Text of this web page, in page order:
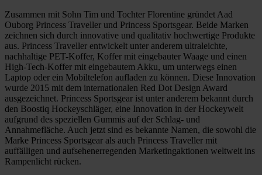
Zusammen mit Sohn Tim und Tochter Florentine gründet Aad
Ouborg Princess Traveller und Princess Sportsgear. Beide Marken
zeichnen sich durch innovative und qualitativ hochwertige Produkte
aus. Princess Traveller entwickelt unter anderem ultraleichte,
nachhaltige PET-Koffer, Koffer mit eingebauter Waage und einen
High-Tech-Koffer mit eingebautem Akku, um unterwegs einen
Laptop oder ein Mobiltelefon aufladen zu können. Diese Innovation
wurde 2015 mit dem internationalen Red Dot Design Award
ausgezeichnet. Princess Sportsgear ist unter anderem bekannt durch
den Boostiq Hockeyschläger, eine Innovation in der Hockeywelt
aufgrund des speziellen Gummis auf der Schlag- und
Annahmefläche. Auch jetzt sind es bekannte Namen, die sowohl die
Marke Princess Sportsgear als auch Princess Traveller mit
auffälligen und aufsehenerregenden Marketingaktionen weltweit ins
Rampenlicht rücken.